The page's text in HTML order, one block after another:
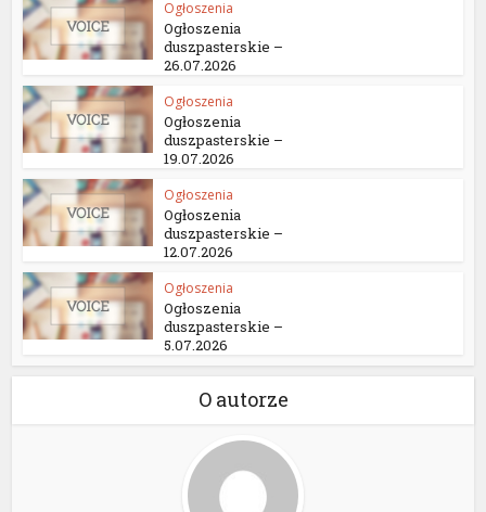
Ogłoszenia
Ogłoszenia
duszpasterskie –
26.07.2026
Ogłoszenia
Ogłoszenia
duszpasterskie –
19.07.2026
Ogłoszenia
Ogłoszenia
duszpasterskie –
12.07.2026
Ogłoszenia
Ogłoszenia
duszpasterskie –
5.07.2026
O autorze